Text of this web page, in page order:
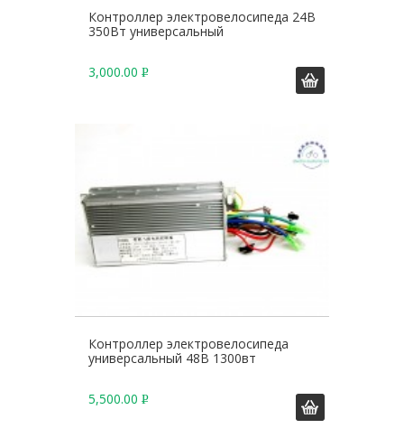
Контроллер электровелосипеда 24В
350Вт универсальный
3,000.00 Р
Контроллер электровелосипеда
универсальный 48В 1300вт
5,500.00 Р